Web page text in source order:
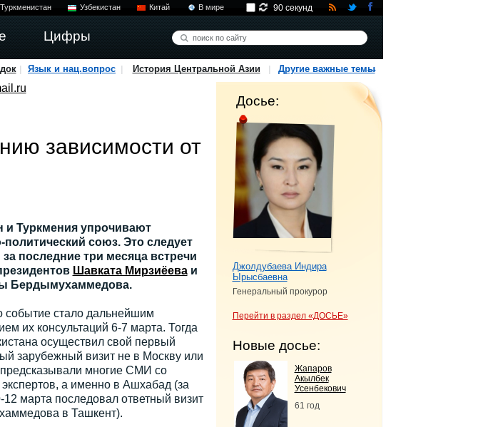
Туркменистан Узбекистан Китай В мире
Цифры
90 секунд
Язык и нац.вопрос История Центральной Азии Другие важные темы
зависимости от
и Туркмения упрочивают
политический союз. Это следует
за последние три месяца встречи
Шавката Мирзиёеваи
Бердымухаммедова.
событие стало дальнейшим
их консультаций 6-7 марта. Тогда
осуществил свой первый
зарубежный визит не в Москву или
предсказывали многие СМИ со
а именно в Ашхабад (за
марта последовал ответный визит
в Ташкент).
Досье:
Джолдубаева Индира
Ырысбаевна
Генеральный прокурор
Перейти в раздел «ДОСЬЕ»
Новые досье:
Жапаров
Акылбек
Усенбекович
61 год